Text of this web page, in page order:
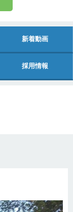
新着動画
採用情報